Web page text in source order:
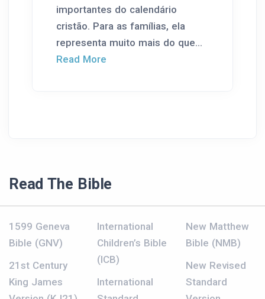
importantes do calendário
cristão. Para as famílias, ela
representa muito mais do que...
Read More
Read The Bible
1599 Geneva
Bible (GNV)
21st Century
King James
International
Children’s Bible
(ICB)
International
New Matthew
Bible (NMB)
New Revised
Standard